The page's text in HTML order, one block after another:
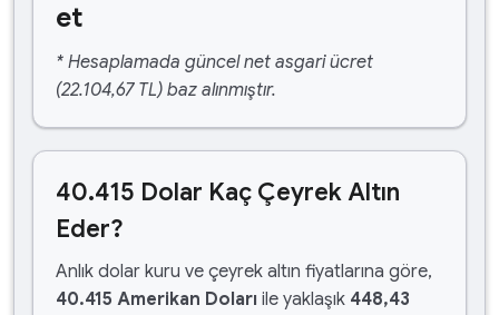
et
* Hesaplamada güncel net asgari ücret
(22.104,67 TL) baz alınmıştır.
40.415 Dolar Kaç Çeyrek Altın
Eder?
Anlık dolar kuru ve çeyrek altın fiyatlarına göre,
40.415 Amerikan Doları ile yaklaşık 448,43